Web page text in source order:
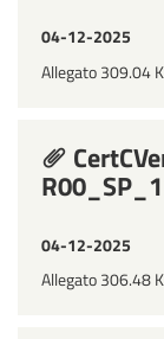
04-12-2025
Allegato 309.04
04-12-2025
Allegato 306.48